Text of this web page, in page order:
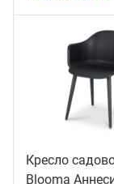
Кресло
Blooma